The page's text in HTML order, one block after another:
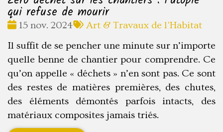
qui refuse de mourir
Date
15 nov. 2024
Tags
Art & Travaux de l'Habitat
Il suffit de se pencher une minute sur n’importe
quelle benne de chantier pour comprendre. Ce
qu’on appelle « déchets » n’en sont pas. Ce sont
des restes de matières premières, des chutes,
des éléments démontés parfois intacts, des
matériaux composites jamais triés.